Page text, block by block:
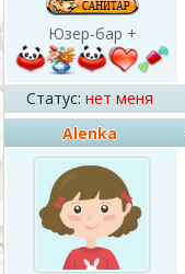
Юзер-бар +
Статус: нет меня
Alenka